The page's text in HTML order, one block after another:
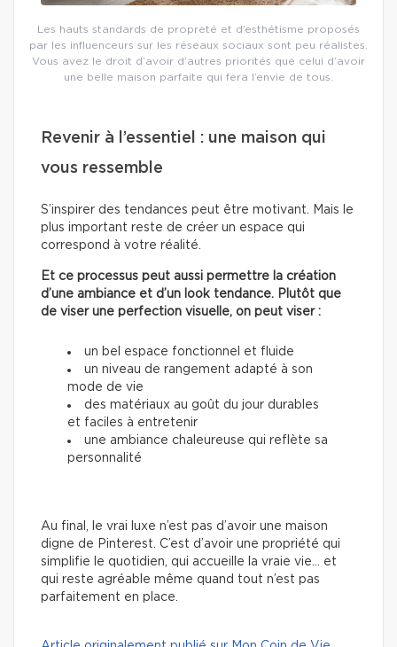
Les hauts standards de propreté et d’esthétisme proposés
par les influenceurs sur les réseaux sociaux sont peu réalistes.
Vous avez le droit d’avoir d’autres priorités que celui d’avoir
une belle maison parfaite qui fera l’envie de tous.
Revenir à l’essentiel : une maison qui
vous ressemble
S’inspirer des tendances peut être motivant. Mais le
plus important reste de créer un espace qui
correspond à votre réalité.
Et ce processus peut aussi permettre la création
d’une ambiance et d’un look tendance. Plutôt que
de viser une perfection visuelle, on peut viser :
un bel espace fonctionnel et fluide
un niveau de rangement adapté à son
mode de vie
des matériaux au goût du jour durables
et faciles à entretenir
une ambiance chaleureuse qui reflète sa
personnalité
Au final, le vrai luxe n’est pas d’avoir une maison
digne de Pinterest. C’est d’avoir une propriété qui
simplifie le quotidien, qui accueille la vraie vie… et
qui reste agréable même quand tout n’est pas
parfaitement en place.